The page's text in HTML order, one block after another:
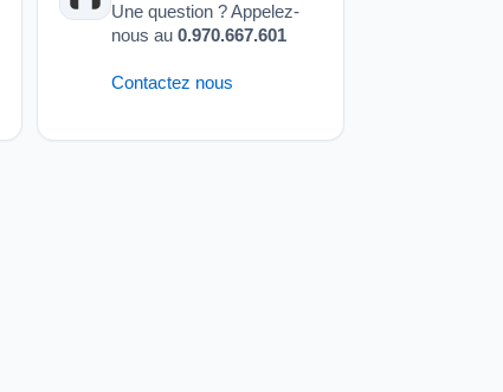
Une question ? Appelez-
nous au 0.970.667.601
Contactez nous